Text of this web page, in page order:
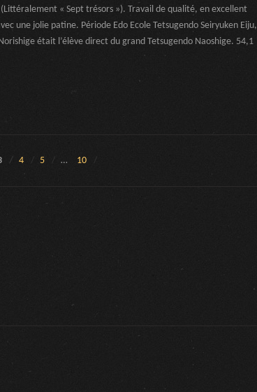
(Littéralement « Sept trésors »). Travail de qualité, en excellent
une jolie patine. Période Edo Ecole Tetsugendo Seiryuken Eiju,
était l’élève direct du grand Tetsugendo Naoshige. 54,1
4 5 … 10